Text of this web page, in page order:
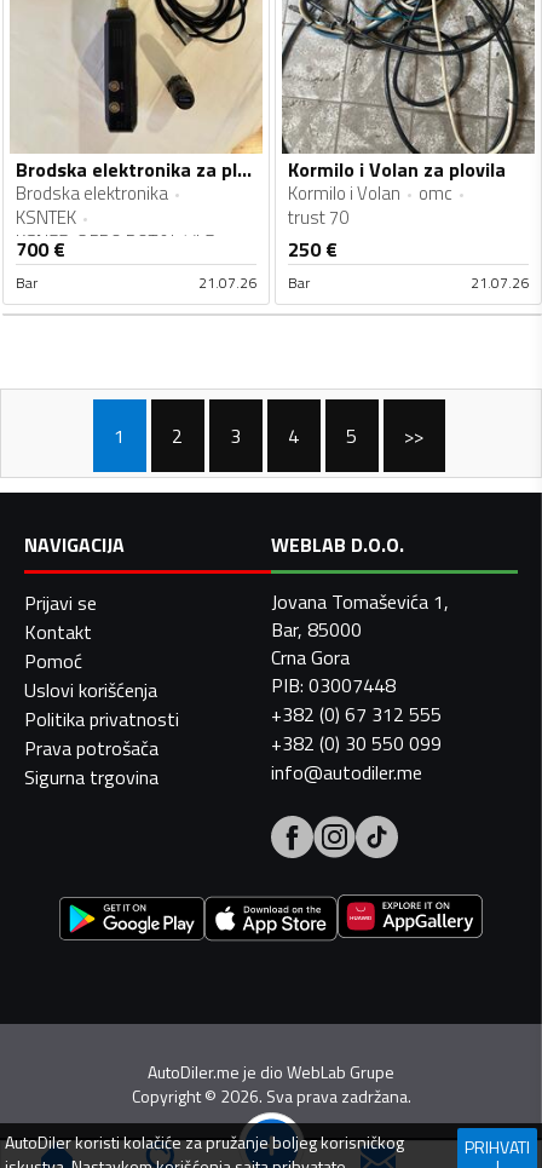
Brodska elektronika za plovila
Brodska elektronika
KSNTEK
KSN55-C PRO ROT&L1/L5
GNSS
700€
Bar 21.07.26
Kormilo i Volan za plovila
Kormilo i Volan
omc
trust 70
250€
Bar 21.07.26
1 2 3 4 5 >>
NAVIGACIJA
Prijavi se
Kontakt
Pomoć
Uslovi korišćenja
Politika privatnosti
Prava potrošača
Sigurna trgovina
WEBLAB D.O.O.
Jovana Tomaševića 1,
Bar, 85000
Crna Gora
PIB: 03007448
+382 (0) 67 312 555
+382 (0) 30 550 099
info@autodiler.me
AutoDiler.me je dioWebLab Grupe
Copyright© 2026. Sva prava zadržana.
AutoDilerkoristi kolačiće za pružanje boljeg korisničkog
PRIHVATI